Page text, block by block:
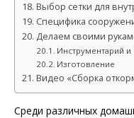
Выбор сетки для
Специфика
Делаем своими
Инструментарий и
Изготовление
Видео «Сборка
Среди различных